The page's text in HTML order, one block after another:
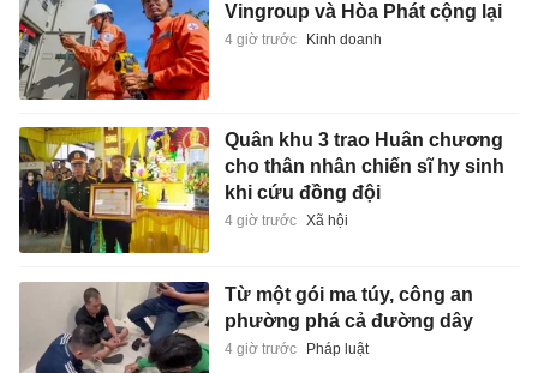
Vingroup và Hòa Phát cộng lại
4 giờ trước Kinh doanh
Quân khu 3 trao Huân chương
cho thân nhân chiến sĩ hy sinh
khi cứu đồng đội
4 giờ trước Xã hội
Từ một gói ma túy, công an
phường phá cả đường dây
4 giờ trước Pháp luật